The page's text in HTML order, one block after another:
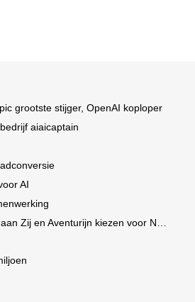
grootste stijger, OpenAI koploper
aiaicaptain
AI
Zij en Aventurijn kiezen voor Notizy